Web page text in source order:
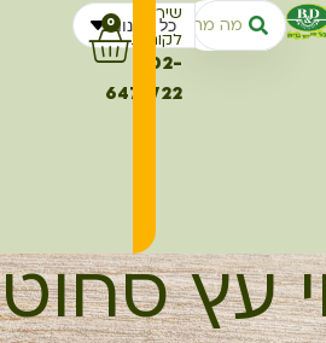
כל החנות
שירות
לקוחות
02-
6473722
0
עץ סחוט